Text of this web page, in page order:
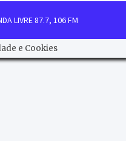
LIVRE 87.7, 106 FM
e Cookies